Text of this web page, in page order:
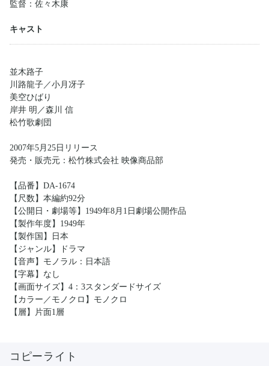
監督：佐々木康
キャスト
並木路子
川路龍子／小月冴子
美空ひばり
岸井 明／森川 信
松竹歌劇団
2007年5月25日リリース
発売・販売元：松竹株式会社 映像商品部
【品番】DA-1674
【尺数】本編約92分
【公開日・劇場等】1949年8月1日劇場公開作品
【製作年度】1949年
【製作国】日本
【ジャンル】ドラマ
【音声】モノラル：日本語
【字幕】なし
【画面サイズ】4：3スタンダードサイズ
【カラー／モノクロ】モノクロ
【層】片面1層
コピーライト